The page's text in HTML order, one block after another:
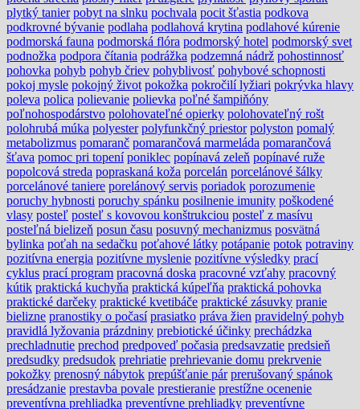
plytký tanier pobyt na slnku pochvala pocit šťastia podkova
podkrovné bývanie podlaha podlahová krytina podlahové kúrenie
podmorská fauna podmorská flóra podmorský hotel podmorský svet
podnožka podpora čítania podrážka podzemná nádrž pohostinnosť
pohovka pohyb pohyb čriev pohyblivosť pohybové schopnosti
pokoj mysle pokojný život pokožka pokročilí lyžiari pokrývka hlavy
poleva polica polievanie polievka poľné šampiňóny
poľnohospodárstvo polohovateľné opierky polohovateľný rošt
polohrubá múka polyester polyfunkčný priestor polyston pomalý
metabolizmus pomaranč pomarančová marmeláda pomarančová
šťava pomoc pri topení poniklec popínavá zeleň popínavé ruže
popolcová streda popraskaná koža porcelán porcelánové šálky
porcelánové taniere porelánový servis poriadok porozumenie
poruchy hybnosti poruchy spánku posilnenie imunity poškodené
vlasy posteľ posteľ s kovovou konštrukciou posteľ z masívu
posteľná bielizeň posun času posuvný mechanizmus posvätná
bylinka poťah na sedačku poťahové látky potápanie potok potraviny
pozitívna energia pozitívne myslenie pozitívne výsledky prací
cyklus prací program pracovná doska pracovné vzťahy pracovný
kútik praktická kuchyňa praktická kúpeľňa praktická pohovka
praktické darčeky praktické kvetibáče praktické zásuvky pranie
bielizne pranostiky o počasí prasiatko práva žien pravidelný pohyb
pravidlá lyžovania prázdniny prebiotické účinky prechádzka
prechladnutie prechod predpoveď počasia predsavzatie predsieň
predsudky predsudok prehriatie prehrievanie domu prekrvenie
pokožky prenosný nábytok prepúšťanie pár prerušovaný spánok
presádzanie prestavba povale prestieranie prestížne ocenenie
preventívna prehliadka preventívne prehliadky preventívne